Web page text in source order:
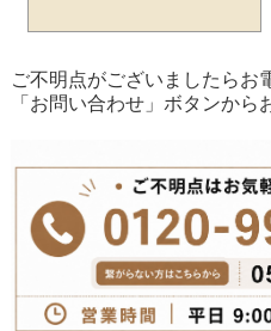
ご不明点がございましたらお
「お問い合わせ」ボタンから